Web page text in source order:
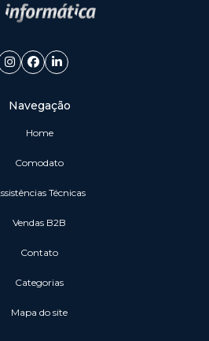
Navegação
Home
Comodato
Assistências Técnicas
vendas B2B
Contato
Categorias
Mapa do site